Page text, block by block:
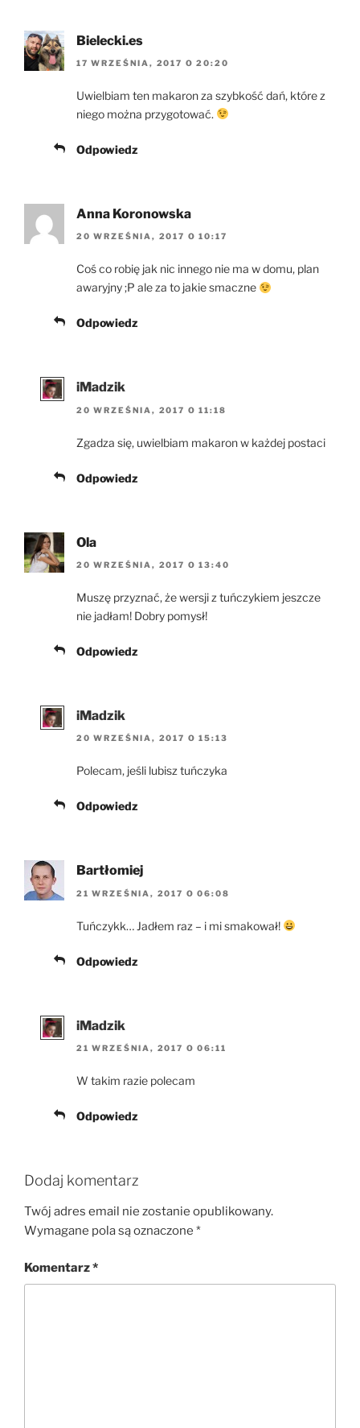
Bielecki.es
17 WRZEŚNIA, 2017 O 20:20
Uwielbiam ten makaron za szybkość dań, które z
niego można przygotować.
Odpowiedz
Anna Koronowska
20 WRZEŚNIA, 2017 O 10:17
Coś co robię jak nic innego nie ma w domu, plan
awaryjny ;P ale za to jakie smaczne
Odpowiedz
iMadzik
20 WRZEŚNIA, 2017 O 11:18
Zgadza się, uwielbiam makaron w każdej postaci
Odpowiedz
Ola
20 WRZEŚNIA, 2017 O 13:40
Muszę przyznać, że wersji z tuńczykiem jeszcze
nie jadłam! Dobry pomysł!
Odpowiedz
iMadzik
20 WRZEŚNIA, 2017 O 15:13
Polecam, jeśli lubisz tuńczyka
Odpowiedz
Bartłomiej
21 WRZEŚNIA, 2017 O 06:08
Tuńczykk… Jadłem raz – i mi smakował!
Odpowiedz
iMadzik
21 WRZEŚNIA, 2017 O 06:11
W takim razie polecam
Odpowiedz
Dodaj komentarz
Twój adres email nie zostanie opublikowany.
Wymagane pola są oznaczone *
Komentarz*